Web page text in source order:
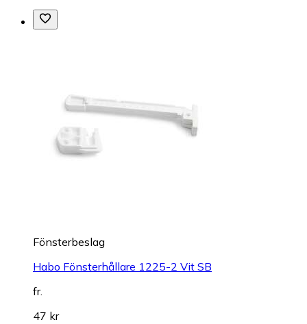
Fönsterbeslag
Habo Fönsterhållare 1225-2 Vit SB
fr.
47 kr